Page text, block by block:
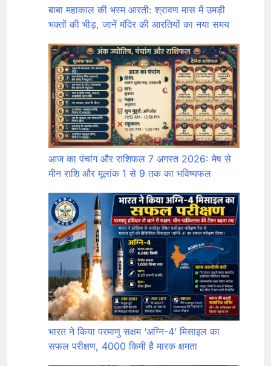
बाबा महाकाल की भस्म आरती: श्रावण मास में उमड़ी
भक्तों की भीड़, जानें मंदिर की आरतियों का नया समय
आज का पंचांग और राशिफल 7 अगस्त 2026: मेष से
मीन राशि और मूलांक 1 से 9 तक का भविष्यफल
भारत ने किया परमाणु सक्षम ‘अग्नि-4’ मिसाइल का
सफल परीक्षण, 4000 किमी है मारक क्षमता